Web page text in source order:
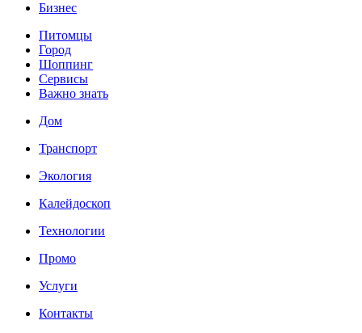
Бизнес
Питомцы
Город
Шоппинг
Сервисы
Важно знать
Дом
Транспорт
Экология
Калейдоскоп
Технологии
Промо
Услуги
Контакты